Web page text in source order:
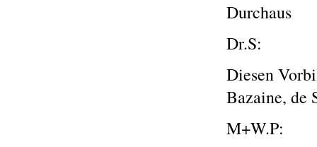
Durchaus
Dr.S:
Diesen
Bazaine, de
M+W.P: